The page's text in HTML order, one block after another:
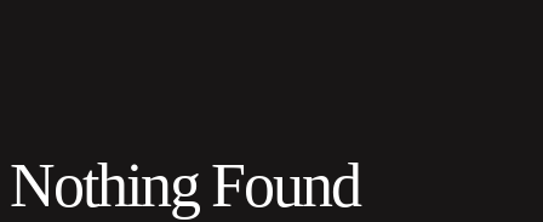
Nothing Found